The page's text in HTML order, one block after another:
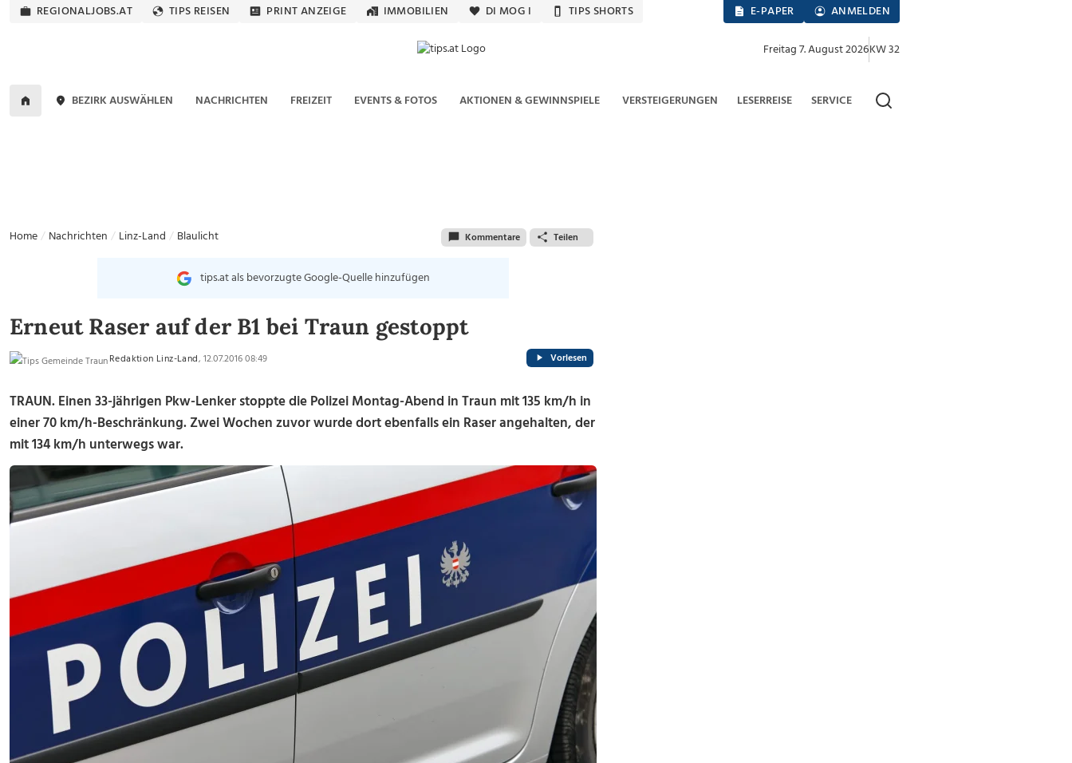
REGIONALJOBS.AT TIPS REISEN PRINT ANZEIGE IMMOBILIEN DI MOG I TIPS SHORTS E-PAPER ANMELDEN
Freitag 7. August 2026KW 32
BEZIRK AUSWÄHLEN NACHRICHTEN FREIZEIT EVENTS & FOTOS AKTIONEN & GEWINNSPIELE VERSTEIGERUNGEN LESERREISE SERVICE
Home Nachrichten Linz-Land Blaulicht Kommentare Teilen
tips.at als bevorzugte Google-Quelle hinzufügen
Erneut Raser auf der B1 bei Traun gestoppt
Redaktion Linz-Land, 12.07.2016 08:49 Vorlesen
TRAUN. Einen 33-jährigen Pkw-Lenker stoppte die Polizei Montag-Abend in Traun mit 135 km/h in
einer 70 km/h-Beschränkung. Zwei Wochen zuvor wurde dort ebenfalls ein Raser angehalten, der
mit 134 km/h unterwegs war.